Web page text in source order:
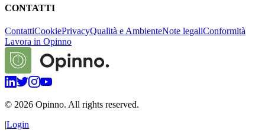
CONTATTI
ContattiCookiePrivacyQualità e AmbienteNote legaliConformità
Lavora in Opinno
© 2026 Opinno. All rights reserved.
|Login